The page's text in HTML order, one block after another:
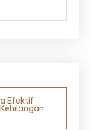
Efektif